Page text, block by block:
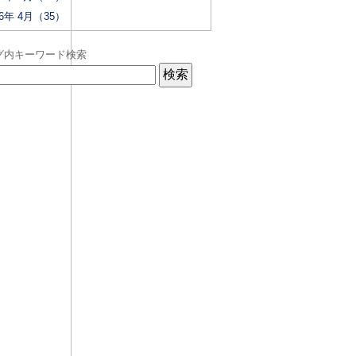
年 4月（35）
内キーワード検索